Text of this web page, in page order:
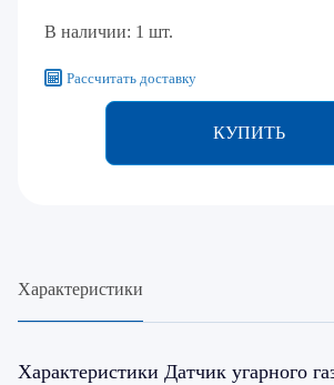
В наличии: 1 шт.
Рассчитать доставку
КУПИТЬ
Характеристики
Характеристики Датчик угарного